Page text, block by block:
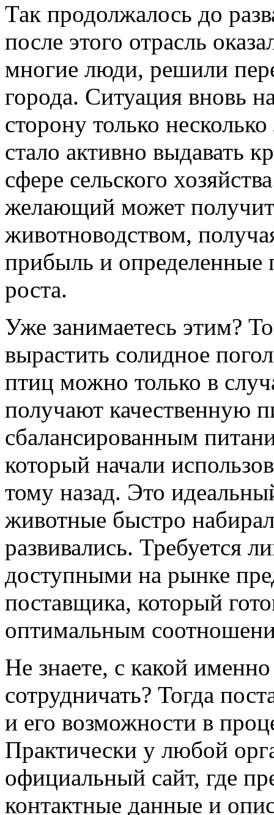
Так продолжалось до
после этого отрасль
многие люди, решили
города. Ситуация вновь
сторону только
стало активно выдавать
сфере сельского
желающий может
животноводством,
прибыль и определенные
роста.
Уже занимаетесь этим?
вырастить солидное
птиц можно только в
получают качественную
сбалансированным
который начали
тому назад. Это
животные быстро
развивались. Требуется
доступными на рынке
поставщика, который
оптимальным
Не знаете, с какой
сотрудничать? Тогда
и его возможности в
Практически у любой
официальный сайт, где
контактные данные и